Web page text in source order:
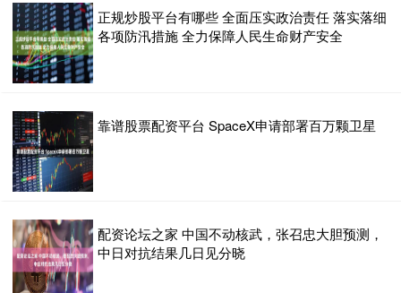
正规炒股平台有哪些 全面压实政治责任 落实落细
各项防汛措施 全力保障人民生命财产安全
靠谱股票配资平台 SpaceX申请部署百万颗卫星
配资论坛之家 中国不动核武，张召忠大胆预测，
中日对抗结果几日见分晓